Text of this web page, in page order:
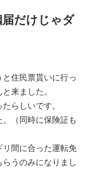
だけじゃダ
住民票貰いに行っ
来ました。
らしいです。
（同時に保険証も
間に合った運転免
うのみになりまし